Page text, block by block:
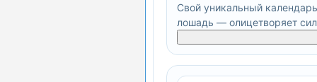
Свой уникальный
лошадь — олицетворяет